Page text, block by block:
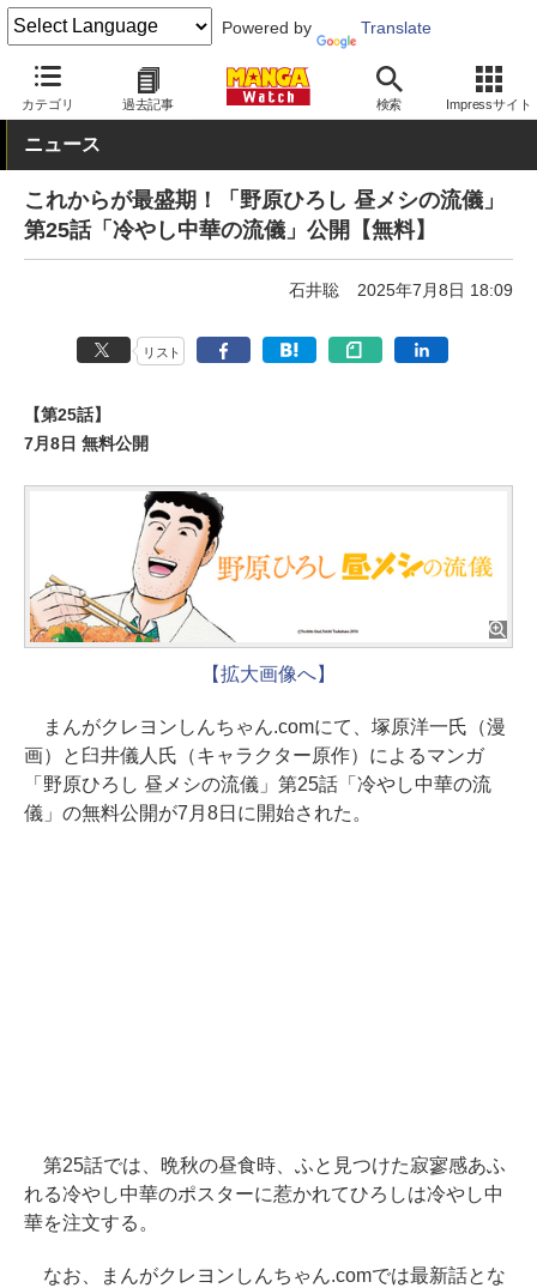
Powered by Translate
カテゴリ 過去記事 検索 Impressサイト
MANGA Watch 無料
ニュース
これからが最盛期！「野原ひろし 昼メシの流儀」
第25話「冷やし中華の流儀」公開【無料】
石井聡 2025年7月8日 18:09
リスト
【第25話】
7月8日 無料公開
【拡大画像へ】
まんがクレヨンしんちゃん.comにて、塚原洋一氏（漫
画）と臼井儀人氏（キャラクター原作）によるマンガ
「野原ひろし 昼メシの流儀」第25話「冷やし中華の流
儀」の無料公開が7月8日に開始された。
第25話では、晩秋の昼食時、ふと見つけた寂寥感あふ
れる冷やし中華のポスターに惹かれてひろしは冷やし中
華を注文する。
なお、まんがクレヨンしんちゃん.comでは最新話とな